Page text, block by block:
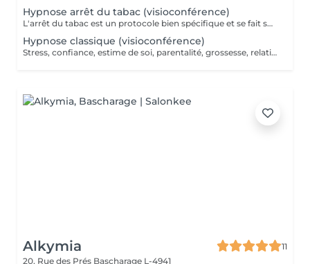
Hypnose arrêt du tabac (visioconférence)
L'arrêt du tabac est un protocole bien spécifique et se fait sur 4 séances. Une séance de suivi est également comprise dans le forfait. Motivé à vous libérer du tabac ? Agissez, reprenez votre vie en main et libérez-vous de ces comportements automatiques. Grâce aux suggestions mentales, l'hypnose offre des résultats spectaculaires.
Hypnose classique (visioconférence)
Stress, confiance, estime de soi, parentalité, grossesse, relations sentimentales, deuil, séparation, sont autant de sujets sur lesquels nous pouvons travailler ensemble pour vous accompagner vers le mieux être. Une moyenne de 3 séances est recommandée, selon la problématique. Chaque séance dure entre 1h et 1h30. Plus d'informations sur : http://jgchypnose.com
Alkymia
11
20, Rue des Prés Bascharage L-4941